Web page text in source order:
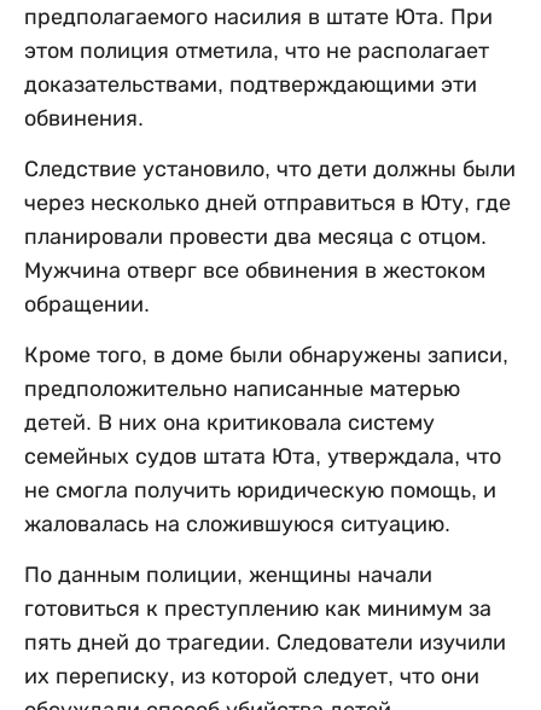
предполагаемого насилия в штате Юта. При
этом полиция отметила, что не располагает
доказательствами, подтверждающими эти
обвинения.
Следствие установило, что дети должны были
через несколько дней отправиться в Юту, где
планировали провести два месяца с отцом.
Мужчина отверг все обвинения в жестоком
обращении.
Кроме того, в доме были обнаружены записи,
предположительно написанные матерью
детей. В них она критиковала систему
семейных судов штата Юта, утверждала, что
не смогла получить юридическую помощь, и
жаловалась на сложившуюся ситуацию.
По данным полиции, женщины начали
готовиться к преступлению как минимум за
пять дней до трагедии. Следователи изучили
их переписку, из которой следует, что они